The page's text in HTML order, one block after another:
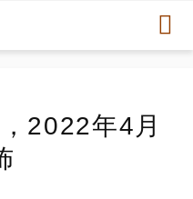
2022年4月